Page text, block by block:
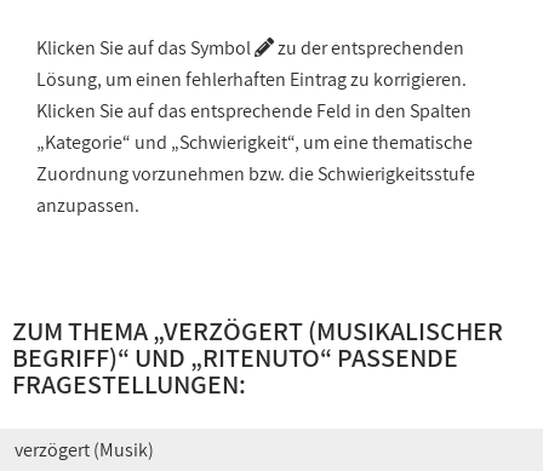
Klicken Sie auf das Symbol
zu der entsprechenden
Lösung, um einen fehlerhaften Eintrag zu korrigieren.
Klicken Sie auf das entsprechende Feld in den Spalten
„Kategorie“ und „Schwierigkeit“, um eine thematische
Zuordnung vorzunehmen bzw. die Schwierigkeitsstufe
anzupassen.
ZUM THEMA „VERZÖGERT (MUSIKALISCHER
BEGRIFF)“ UND „RITENUTO“ PASSENDE
FRAGESTELLUNGEN:
verzögert (Musik)